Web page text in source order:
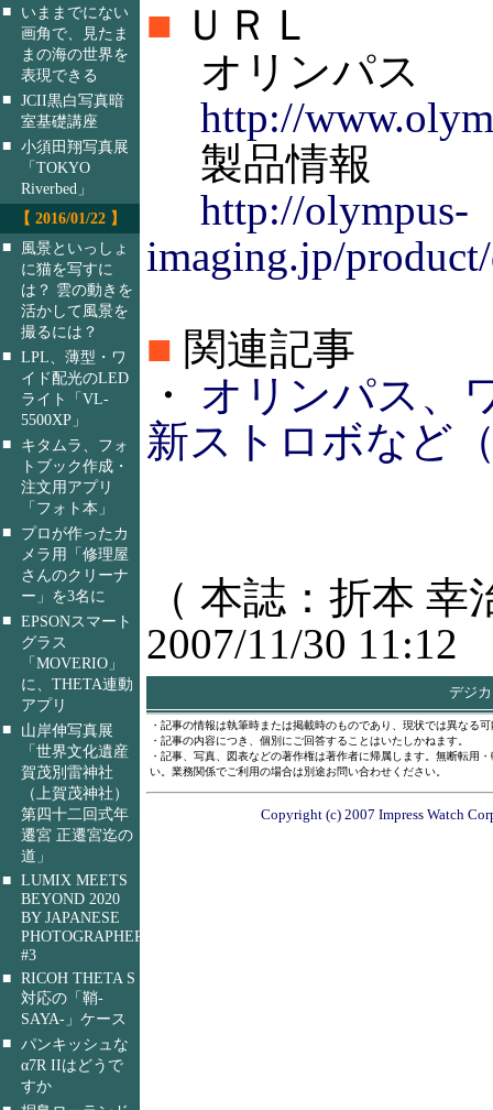
■
いままでにない
画角で、見たま
まの海の世界を
表現できる
■ JCII黒白写真暗
室基礎講座
■ 小須田翔写真展
「TOKYO
Riverbed」
【 2016/01/22 】
■
風景といっしょ
に猫を写すに
は？ 雲の動きを
活かして風景を
撮るには？
■ LPL、薄型・ワ
イド配光のLED
ライト「VL-
5500XP」
■
キタムラ、フォ
トブック作成・
注文用アプリ
「フォト本」
■
プロが作ったカ
メラ用「修理屋
さんのクリーナ
ー」を3名に
■ EPSONスマート
グラス
「MOVERIO」
に、THETA連動
アプリ
■
山岸伸写真展
「世界文化遺産
賀茂別雷神社
（上賀茂神社）
第四十二回式年
遷宮 正遷宮迄の
道」
■ LUMIX MEETS
BEYOND 2020
BY JAPANESE
PHOTOGRAPHERS
#3
■ RICOH THETA S
対応の「鞘-
SAYA-」ケース
■ パンキッシュな
α7R IIはどうで
すか
■ ＵＲＬ
オリンパス
http://
製品情報
http://olympus-
imaging.jp/
■ 関連記事
・ オリンパス、
新ストロボなど
（ 本誌：折本 幸
2007/11/30 11:12
デジ
・記事の情報は執筆時または掲載時のものであり、現状では異なる
・記事の内容につき、個別にご回答することはいたしかねます。
・記事、写真、図表などの著作権は著作者に帰属します。無断転用
い。業務関係でご利用の場合は別途お問い合わせください。
Copyright (c) 2007 Impress Watch